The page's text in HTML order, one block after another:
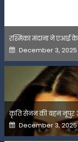
रश्मिका मंदाना ने एआई के
Posted
on
December 3, 2025
कृति सेनन की बहन नूपुर
Posted
on
December 3, 2025